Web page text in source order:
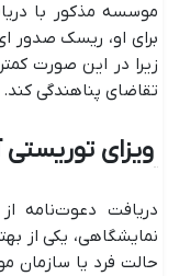
موسسه مذکور با
برای او، ریسک صدور
زیرا در این صورت
تقاضای پناهندگی کند.
ویزای توریستی
دریافت دعوت‌نامه
نمایشگاهی، یکی از
حالت فرد یا سازمان